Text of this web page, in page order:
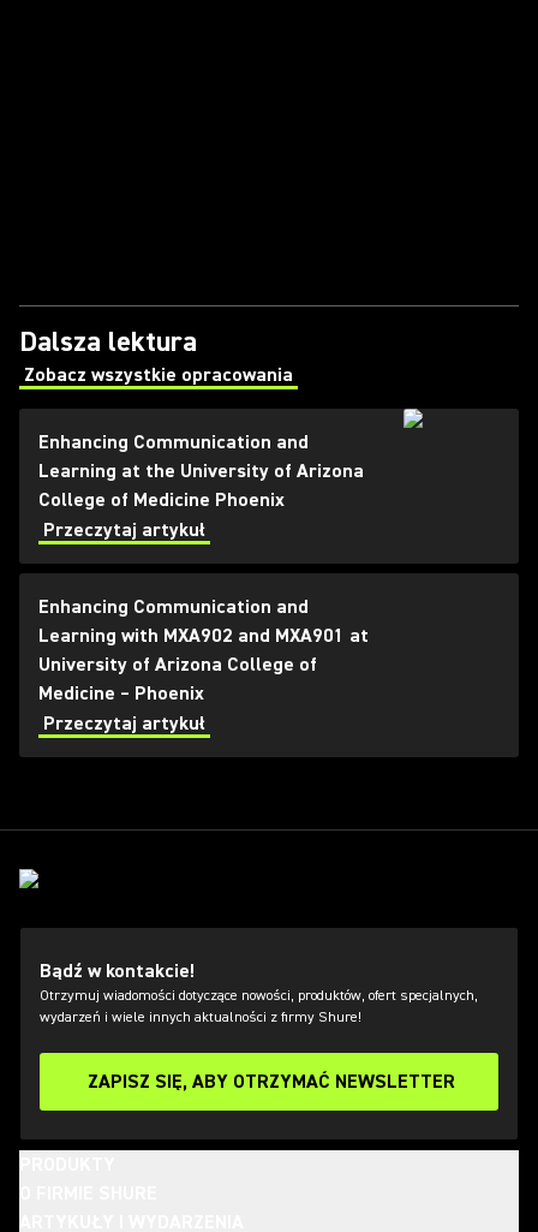
Dalsza lektura
Zobacz wszystkie opracowania
(Opens in a new tab)
Enhancing Communication and
Learning at the University of Arizona
College of Medicine Phoenix
Przeczytaj artykuł
Enhancing Communication and
Learning with MXA902 and MXA901 at
University of Arizona College of
Medicine – Phoenix
Przeczytaj artykuł
Bądź w kontakcie!
Otrzymuj wiadomości dotyczące nowości, produktów, ofert specjalnych,
wydarzeń i wiele innych aktualności z firmy Shure!
ZAPISZ SIĘ, ABY OTRZYMAĆ NEWSLETTER